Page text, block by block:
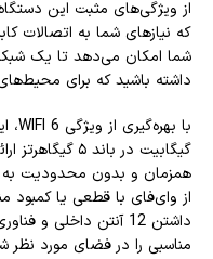
از ویژگی‌های مثبت این
که نیازهای شما به اتصالات
داشته باشید که برای
همزمان و بدون محدودیت به
از وای‌فای با قطعی یا کمبود
مناسبی را در فضای مورد نظر